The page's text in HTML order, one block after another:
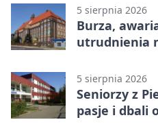
5 sierpnia 2026
Burza,
utrudnienia
5 sierpnia 2026
Seniorzy z
pasje i dbali